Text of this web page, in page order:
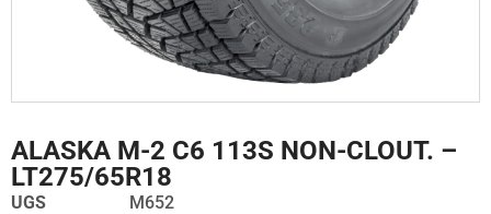
ALASKA M-2 C6 113S NON-CLOUT. –
LT275/65R18
UGS
M652